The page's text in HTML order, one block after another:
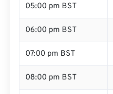
05:00 pm BST
06:00 pm BST
07:00 pm BST
08:00 pm BST